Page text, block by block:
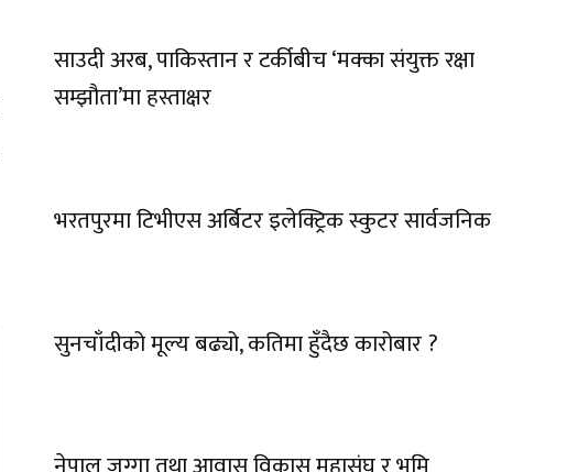
साउदी अरब, पाकिस्तान र टर्कीबीच ‘मक्का संयुक्त रक्षा
सम्झौता’मा हस्ताक्षर
भरतपुरमा टिभीएस अर्बिटर इलेक्ट्रिक स्कुटर सार्वजनिक
सुनचाँदीको मूल्य बढ्यो, कतिमा हुँदैछ कारोबार ?